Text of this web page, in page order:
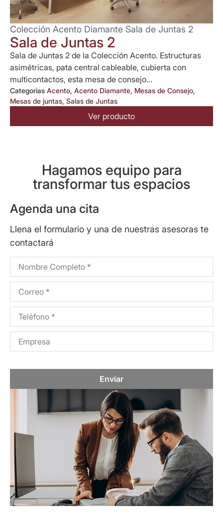
Colección Acento Diamante Sala de Juntas 2
Sala de Juntas 2
Sala de Juntas 2 de la Colección Acento. Estructuras
asimétricas, pata central cableable, cubierta con
multicontactos, esta mesa de consejo...
Categorias Acento, Acento Diamante, Mesas de Consejo,
Mesas de juntas, Salas de Juntas
Ver producto
Hagamos equipo para
transformar tus espacios
Agenda una cita
Llena el formulario y una de nuestras asesoras te
contactará
Enviar